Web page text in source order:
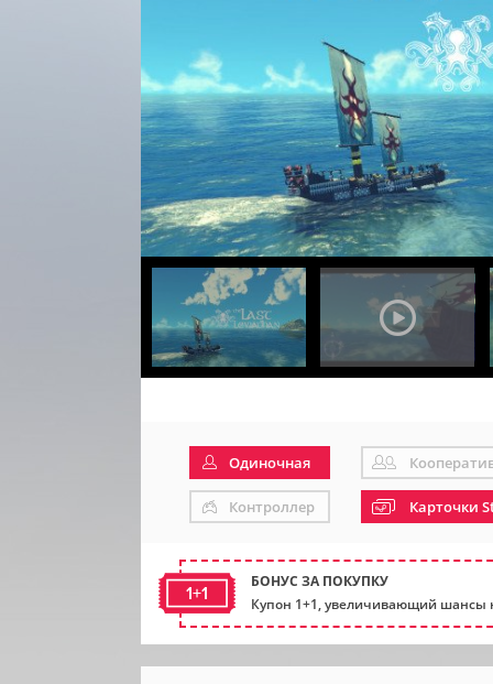
Одиночная
Контроллер Карточки
1+1
БОНУС ЗА ПОКУПКУ
Купон 1+1, увеличивающий шансы